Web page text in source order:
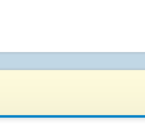
ン検査もご用意しております。次項ページにて
サンドイッチとお飲み物をご提供いたします。